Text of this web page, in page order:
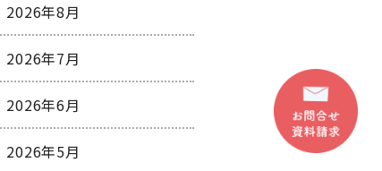
2026年8月
2026年7月
2026年6月
2026年5月